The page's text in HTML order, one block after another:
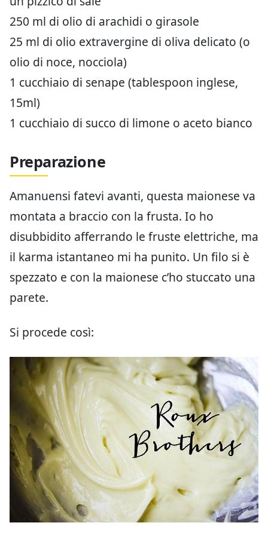
250 ml di olio di arachidi o girasole
25 ml di olio extravergine di oliva delicato (o
olio di noce, nocciola)
1 cucchiaio di senape (tablespoon inglese,
15ml)
1 cucchiaio di succo di limone o aceto bianco
Preparazione
Amanuensi fatevi avanti, questa maionese va
montata a braccio con la frusta. Io ho
disubbidito afferrando le fruste elettriche, ma
il karma istantaneo mi ha punito. Un filo si è
spezzato e con la maionese c’ho stuccato una
parete.
Si procede così: